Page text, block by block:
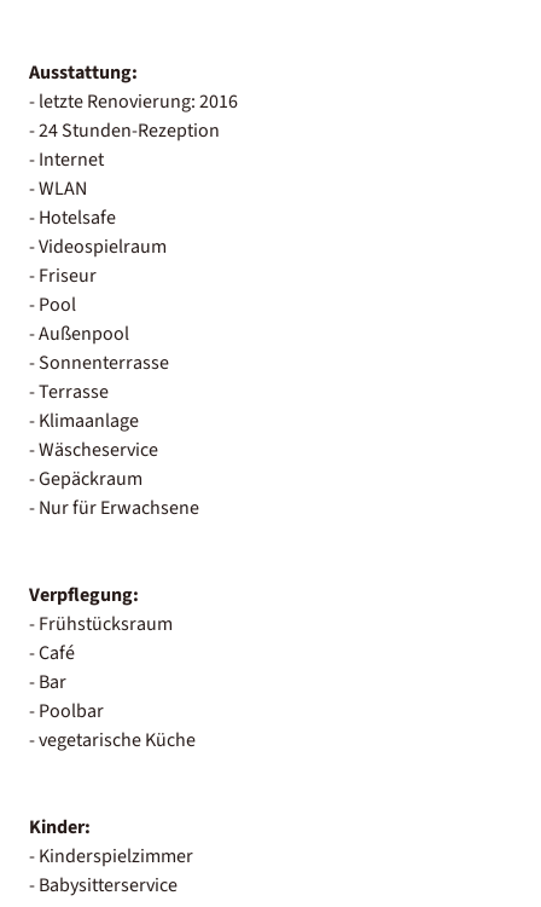
Ausstattung:
- letzte Renovierung: 2016
- 24 Stunden-Rezeption
- Internet
- WLAN
- Hotelsafe
- Videospielraum
- Friseur
- Pool
- Außenpool
- Sonnenterrasse
- Terrasse
- Klimaanlage
- Wäscheservice
- Gepäckraum
- Nur für Erwachsene
Verpflegung:
- Frühstücksraum
- Café
- Bar
- Poolbar
- vegetarische Küche
Kinder:
- Kinderspielzimmer
- Babysitterservice